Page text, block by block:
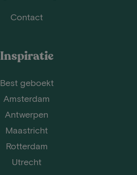
Contact
Inspiratie
Best geboekt
Amsterdam
Antwerpen
Maastricht
Rotterdam
Utrecht